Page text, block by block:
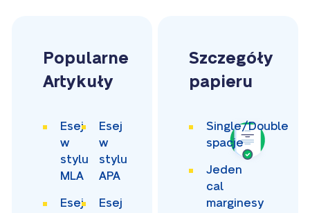
Popularne
Artykuły
Esej
w
stylu
MLA
Esej
w
stylu
APA
Esej
Esej
Szczegóły
papieru
Single/Double
spacje
Jeden
cal
marginesy